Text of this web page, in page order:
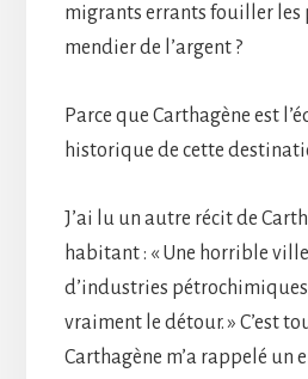
migrants errants fouiller les
mendier de l’argent ?
Parce que Carthagène est
historique de cette
J’ai lu un autre récit de
habitant : « Une horrible
d’industries
vraiment le détour. » C’est
Carthagène m’a rappelé un